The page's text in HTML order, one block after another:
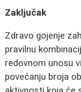
Zaključak
Zdravo gojenje
pravilnu
redovnom unosu
povećanju broja